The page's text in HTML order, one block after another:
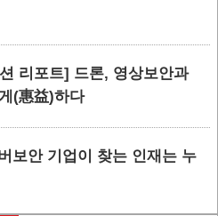
리포트] 드론, 영상보안과
(惠益)하다
보안 기업이 찾는 인재는 누